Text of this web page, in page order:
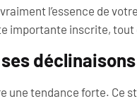
l’essence de
importante inscrite,
déclinaisons
une tendance forte. Ce